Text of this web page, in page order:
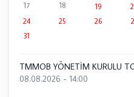
17
18 19
24
25 26
31
TMMOB YÖNETİM KURULU
08.08.2026 - 14:00